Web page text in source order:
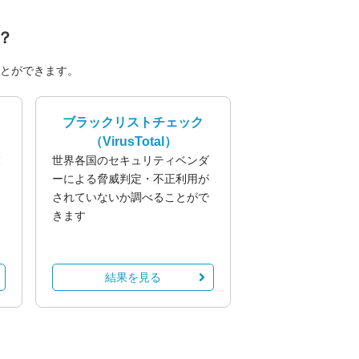
ができます。
ブラックリストチェック
（VirusTotal）
世界各国のセキュリティベンダ
ーによる脅威判定・不正利用が
されていないか調べることがで
きます
結果を見る